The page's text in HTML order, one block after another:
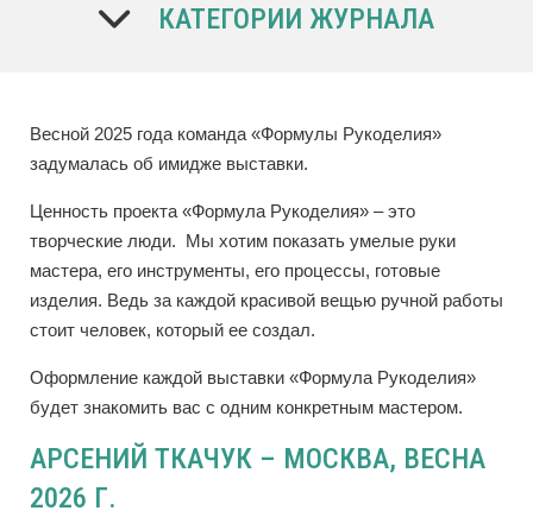
КАТЕГОРИИ ЖУРНАЛА
Весной 2025 года команда «Формулы Рукоделия»
задумалась об имидже выставки.
Ценность проекта «Формула Рукоделия» – это
творческие люди. Мы хотим показать умелые руки
мастера, его инструменты, его процессы, готовые
изделия. Ведь за каждой красивой вещью ручной работы
стоит человек, который ее создал.
Оформление каждой выставки «Формула Рукоделия»
будет знакомить вас с одним конкретным мастером.
АРСЕНИЙ ТКАЧУК – МОСКВА, ВЕСНА
2026 Г.